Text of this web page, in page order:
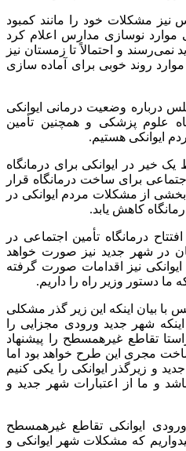
نیز مشکلات خود را مانند کمبود
موارد نوسازی مدارس اعلام کرد
و احتمالاً تا زمستان نیز
موارد روند خوبی برای آماده سازی
درباره وضعیت درمانی ایوانکی
علوم پزشکی و همچنین تأمین
ایوانکی هستیم.
یک خیر در ایوانکی برای درمانگاه
برای ساخت درمانگاه قرار
از مشکلات مردم ایوانکی در
کاهش یابد.
درمانگاه تأمین اجتماعی در
در شهر جدید نیز صورت خواهد
نیز اقدامات صورت گرفته
ما دستور وزیر راه را داریم.
با بیان اینکه این زیر گذر مشکلی
شهر جدید ورودی مجزایی را
تقاطع غیرهمسطح را پیشنهاد
مجری این طرح خواهد بود اما
و زیرگذر ایوانکی را یکی کنیم
و ما از اعتبارات شهر جدید و
ایوانکی تقاطع غیرهمسطح
که مشکلات شهر ایوانکی و